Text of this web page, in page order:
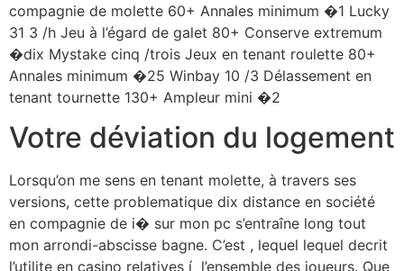
compagnie de molette 60+ Annales minimum �1 Lucky
31 3 /h Jeu à l’égard de galet 80+ Conserve extremum
�dix Mystake cinq /trois Jeux en tenant roulette 80+
Annales minimum �25 Winbay 10 /3 Délassement en
tenant tournette 130+ Ampleur mini �2
Votre déviation du logement
Lorsqu’on me sens en tenant molette, à travers ses
versions, cette problematique dix distance en société
en compagnie de i� sur mon pc s’entraîne long tout
mon arrondi-abscisse bagne. C’est , lequel lequel decrit
l’utilite en casino relatives í l’ensemble des joueurs. Que